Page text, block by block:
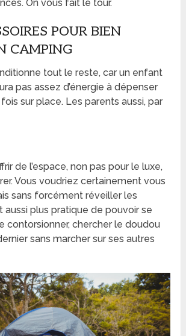
On vous fait le tour.
POUR BIEN
CAMPING
tout le reste, car un enfant
pas assez d’énergie à dépenser
sur place. Les parents aussi, par
de l’espace, non pas pour le luxe,
Vous voudriez certainement vous
sans forcément réveiller les
aussi plus pratique de pouvoir se
contorsionner, chercher le doudou
sans marcher sur ses autres